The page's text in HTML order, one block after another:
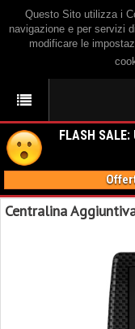
Questo Sito utilizza i
navigazione e per servizi
modificare le
FLASH
Centralina